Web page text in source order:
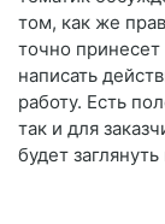
том, как же
точно
написать
работу. Есть
так и для
будет